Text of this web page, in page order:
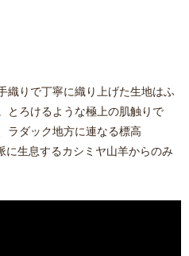
織りで丁寧に織り上げた生地はふ
とろけるような極上の肌触りで
ラダック地方に連なる標高
生息するカシミヤ山羊からのみ